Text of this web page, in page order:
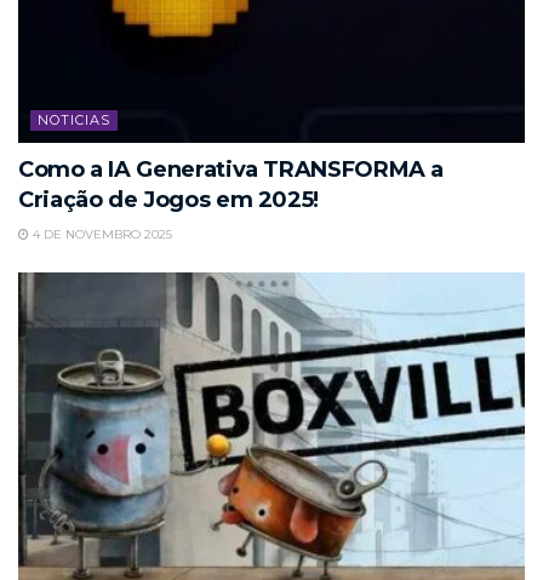
NOTICIAS
Como a IA Generativa TRANSFORMA a
Criação de Jogos em 2025!
4 DE NOVEMBRO 2025